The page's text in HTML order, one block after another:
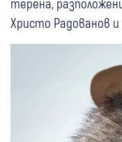
терена,
Христо Радованов